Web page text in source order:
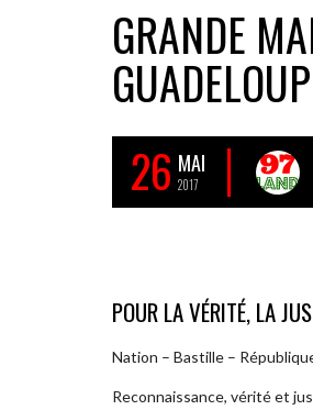
GRANDE
26 MAI
2017
POUR LA VÉRITÉ, LA
Nation – Bastille –
Reconnaissance, vérité et